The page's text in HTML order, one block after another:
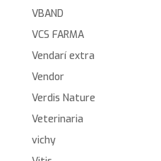
VBAND
VCS FARMA
Vendarí extra
Vendor
Verdis Nature
Veterinaria
vichy